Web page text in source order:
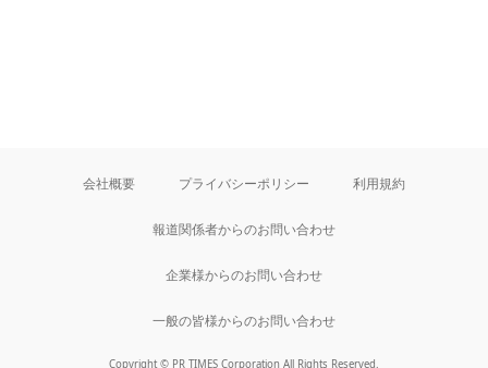
会社概要 プライバシーポリシー 利用規約
報道関係者からのお問い合わせ
企業様からのお問い合わせ
一般の皆様からのお問い合わせ
Copyright © PR TIMES Corporation All Rights Reserved.